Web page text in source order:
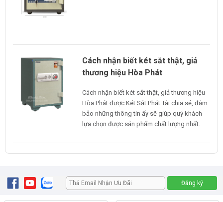
Cách nhận biết két sắt thật, giả
thương hiệu Hòa Phát
Cách nhận biết két sắt thật, giả thương hiệu
Hòa Phát được Két Sắt Phát Tài chia sẻ, đảm
bảo những thông tin ấy sẽ giúp quý khách
lựa chọn được sản phẩm chất lượng nhất.